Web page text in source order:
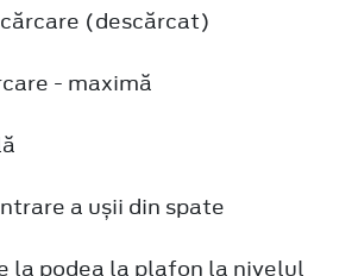
(descărcat)
- maximă
a ușii din spate
la podea la plafon la nivelul